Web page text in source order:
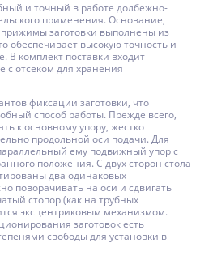
и точный в работе долбежно-
применения. Основание,
заготовки выполнены из
обеспечивает высокую точность и
В комплект поставки входит
с отсеком для хранения
фиксации заготовки, что
способ работы. Прежде всего,
к основному упору, жестко
продольной оси подачи. Для
ему подвижный упор с
положения. С двух сторон стола
два одинаковых
поворачивать на оси и сдвигать
стопор (как на трубных
эксцентриковым механизмом.
заготовок есть
свободы для установки в